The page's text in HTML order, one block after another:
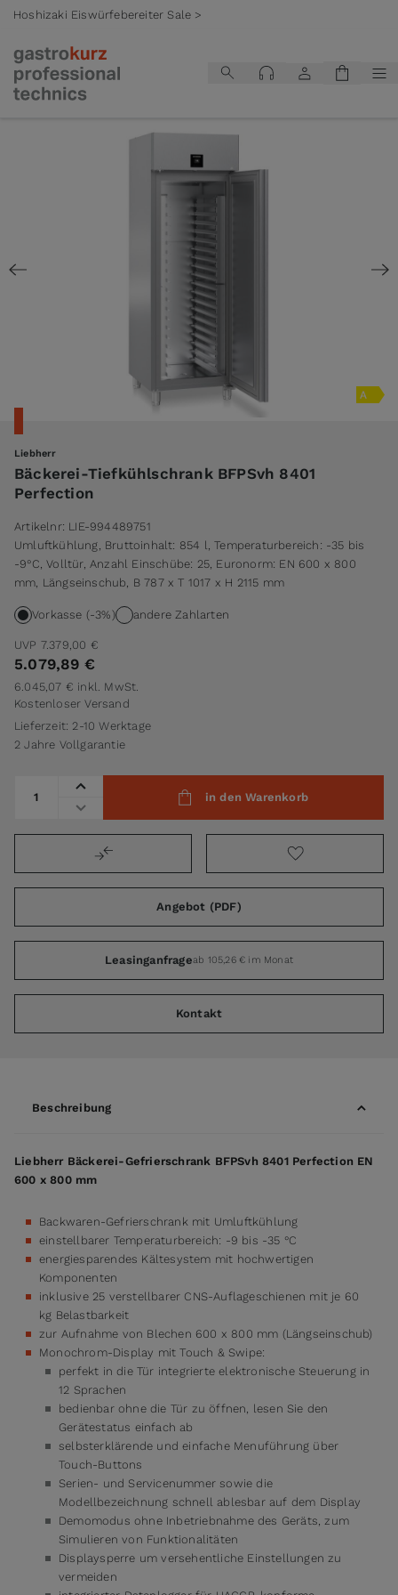
Hoshizaki Eiswürfebereiter Sale >
Liebherr
Bäckerei-Tiefkühlschrank BFPSvh 8401
Perfection
Artikelnr: LIE-994489751
Umluftkühlung, Bruttoinhalt: 854 l, Temperaturbereich: -35 bis
-9°C, Volltür, Anzahl Einschübe: 25, Euronorm: EN 600 x 800
mm, Längseinschub, B 787 x T 1017 x H 2115 mm
Vorkasse (-3%) andere Zahlarten
UVP 7.379,00 €
5.079,89 €
6.045,07 € inkl. MwSt.
Kostenloser Versand
Lieferzeit: 2-10 Werktage
2 Jahre Vollgarantie
in den Warenkorb
Angebot (PDF)
Leasinganfrageab 105,26 € im Monat
Kontakt
Beschreibung
Liebherr Bäckerei-Gefrierschrank BFPSvh 8401 Perfection EN
600 x 800 mm
Backwaren-Gefrierschrank mit Umluftkühlung
einstellbarer Temperaturbereich: -9 bis -35 °C
energiesparendes Kältesystem mit hochwertigen
Komponenten
inklusive 25 verstellbarer CNS-Auflageschienen mit je 60
kg Belastbarkeit
zur Aufnahme von Blechen 600 x 800 mm (Längseinschub)
Monochrom-Display mit Touch & Swipe:
perfekt in die Tür integrierte elektronische Steuerung in
12 Sprachen
bedienbar ohne die Tür zu öffnen, lesen Sie den
Gerätestatus einfach ab
selbsterklärende und einfache Menuführung über
Touch-Buttons
Serien- und Servicenummer sowie die
Modellbezeichnung schnell ablesbar auf dem Display
Demomodus ohne Inbetriebnahme des Geräts, zum
Simulieren von Funktionalitäten
Displaysperre um versehentliche Einstellungen zu
vermeiden